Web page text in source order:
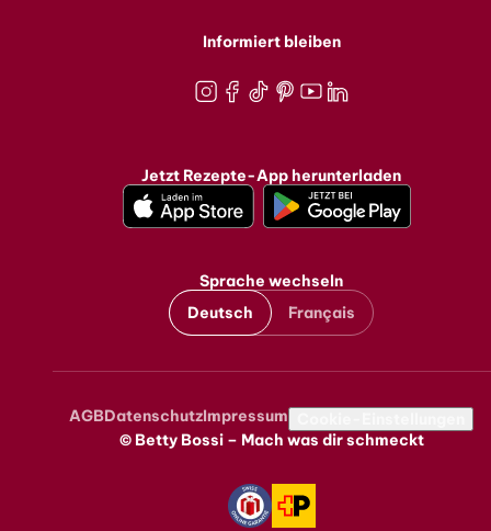
Informiert bleiben
Jetzt Rezepte-App herunterladen
Sprache wechseln
Deutsch
Français
Metanavigation
AGBDatenschutzImpressum
© Betty Bossi – Mach was dir schmeckt